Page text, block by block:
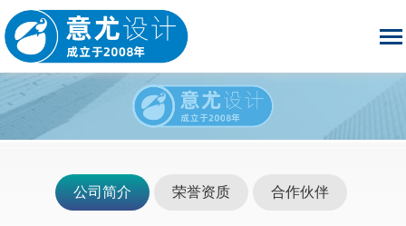
公司简介 荣誉资质 合作伙伴